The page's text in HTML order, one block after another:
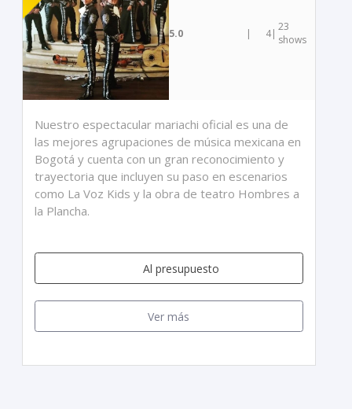
5.0 | 4| 23
shows
Nuestro espectacular mariachi oficial es una de
las mejores agrupaciones de música mexicana en
Bogotá y cuenta con un gran reconocimiento y
trayectoria que incluyen su paso en escenarios
como La Voz Kids y la obra de teatro Hombres a
la Plancha.
Al presupuesto
Ver más